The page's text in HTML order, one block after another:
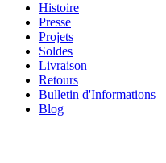
Histoire
Presse
Projets
Soldes
Livraison
Retours
Bulletin d'Informations
Blog